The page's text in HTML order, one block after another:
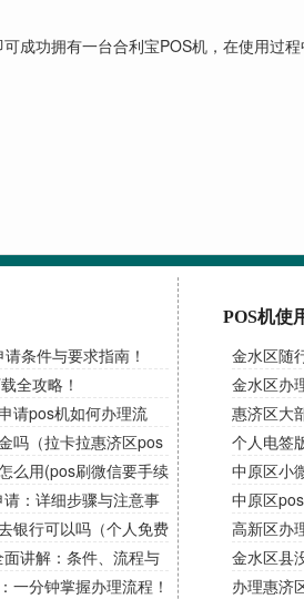
成功拥有一台合利宝POS机，在使用过
条件与要求指南！
全攻略！
请pos机如何办理流
吗（拉卡拉惠济区pos
么用(pos刷微信要手续
：详细步骤与注意事
银行可以吗（个人免费
讲解：条件、流程与
一分钟掌握办理流程！
POS机使
金水区随
吗）
金水区办
惠济区大
卡错误请
个人电签
中原区小
南，解锁
中原区
高新区办
金水区县
办理惠济